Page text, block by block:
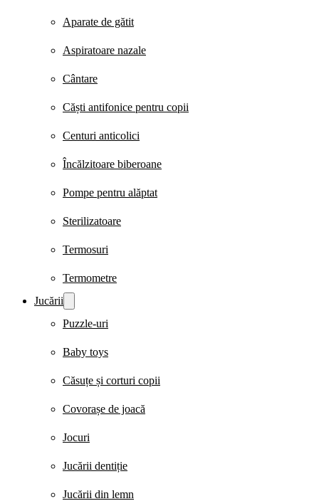
Aparate de gătit
Aspiratoare nazale
Cântare
Căști antifonice pentru copii
Centuri anticolici
Încălzitoare biberoane
Pompe pentru alăptat
Sterilizatoare
Termosuri
Termometre
Jucării
Puzzle-uri
Baby toys
Căsuțe și corturi copii
Covorașe de joacă
Jocuri
Jucării dentiție
Jucării din lemn